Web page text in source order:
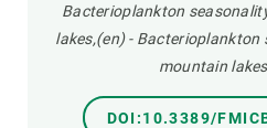
Bacterioplankton
lakes,(en) - Bacterioplankton
mountain
DOI:10.3389/